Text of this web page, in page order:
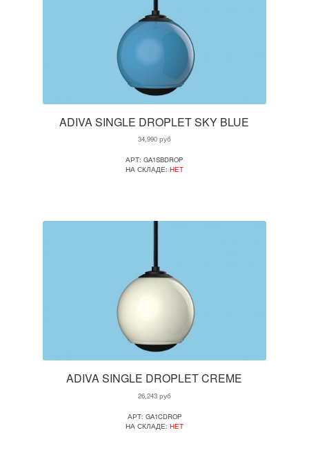
ADIVA SINGLE DROPLET SKY BLUE
34,990руб
АРТ: GA1SBDROP
НА СКЛАДЕ: НЕТ
ADIVA SINGLE DROPLET CREME
26,243руб
АРТ: GA1CDROP
НА СКЛАДЕ: НЕТ